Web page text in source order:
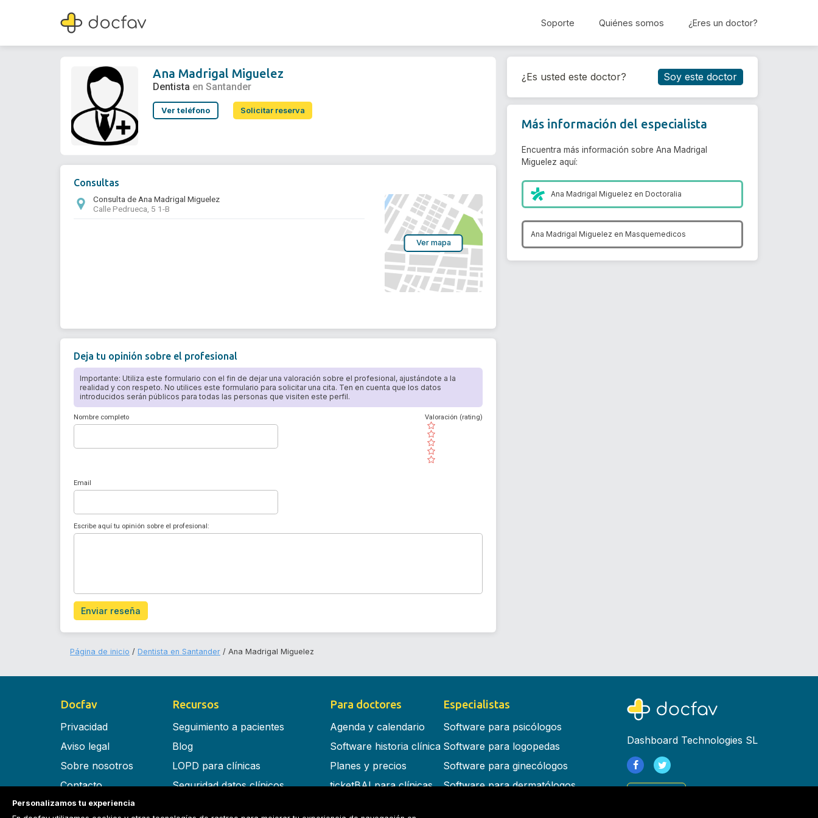
Soporte Quiénes somos ¿Eres un doctor?
Ana Madrigal Miguelez
Dentista
Reservar cita
Ana Madrigal Miguelez
Dentista en Santander
Ver teléfono Solicitar reserva
Consultas
Consulta de Ana Madrigal Miguelez
Calle Pedrueca, 5 1-B
Ver mapa
Deja tu opinión sobre el profesional
Importante: Utiliza este formulario con el fin de dejar una valoración sobre el profesional, ajustándote a la
realidad y con respeto. No utilices este formulario para solicitar una cita. Ten en cuenta que los datos
introducidos serán públicos para todas las personas que visiten este perfil.
Nombre completo
( )
( )
( )
( )
( )
Valoración (rating)
Email
Escribe aquí tu opinión sobre el profesional:
Enviar reseña
¿Es usted este doctor? Soy este doctor
Más información del especialista
Encuentra más información sobre Ana Madrigal
Miguelez aquí:
Ana Madrigal Miguelez enDoctoralia
Ana Madrigal Miguelez en Masquemedicos
Página de inicio Dentista en Santander Ana Madrigal Miguelez
Docfav
Privacidad
Aviso legal
Sobre nosotros
Contacto
Términos y condiciones
Recursos
Seguimiento a pacientes
Blog
LOPD para clínicas
Seguridad datos clínicos
Para doctores
Agenda y calendario
Software historia clínica
Planes y precios
ticketBAI para clínicas
Especialistas
Software para psicólogos
Software para logopedas
Software para ginecólogos
Software para dermatólogos
Dashboard Technologies SL
Personalizamos tu experiencia